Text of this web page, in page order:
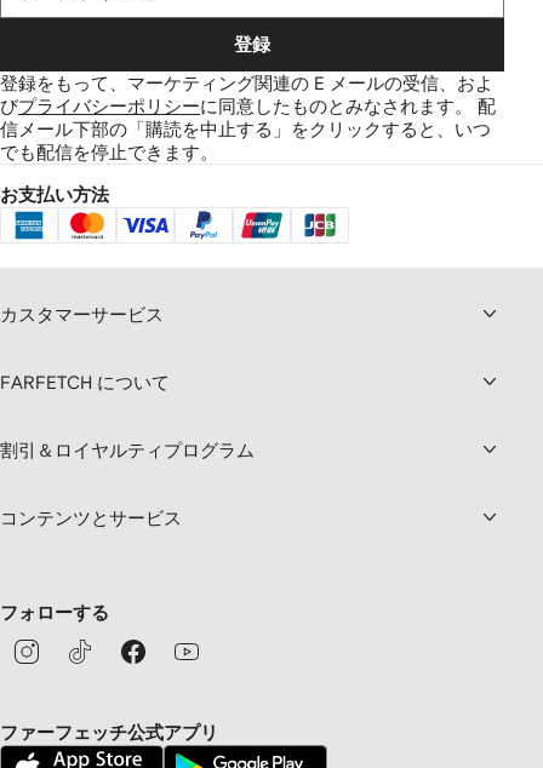
登録
登録をもって、マーケティング関連の E メールの受信、およ
びプライバシーポリシーに同意したものとみなされます。 配
信メール下部の「購読を中止する」をクリックすると、いつ
でも配信を停止できます。
お支払い方法
カスタマーサービス
FARFETCH について
割引＆ロイヤルティプログラム
コンテンツとサービス
フォローする
ファーフェッチ公式アプリ